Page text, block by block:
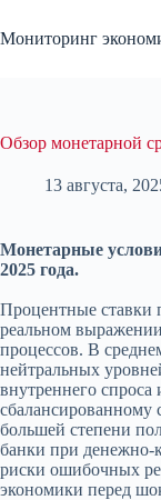
к
сути
Мониторинг
Обзор монетарной
13 августа,
Монетарные
2025 года.
Процентные ставки
реальном
процессов. В
нейтральных
внутреннего спроса
сбалансированному
большей степени
банки при денежно-
риски ошибочных
экономики перед